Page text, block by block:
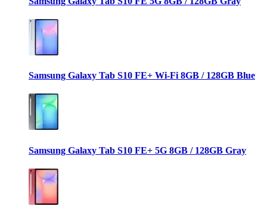
Samsung Galaxy Tab S10 FE+ Wi-Fi 8GB / 128GB Blue
Samsung Galaxy Tab S10 FE+ 5G 8GB / 128GB Gray